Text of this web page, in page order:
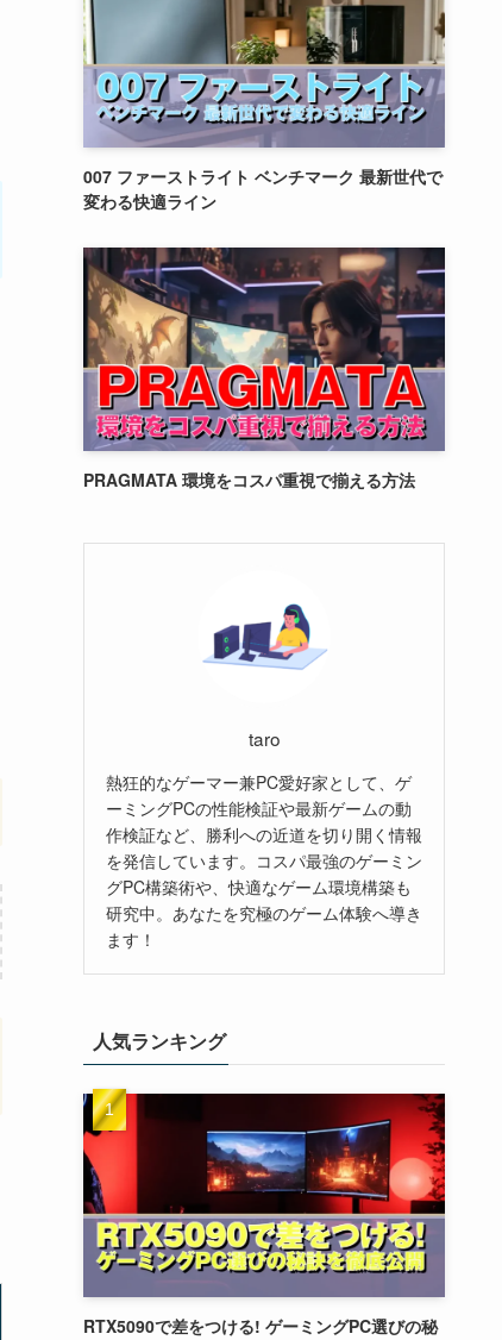
007 ファーストライト ベンチマーク 最新世代で
変わる快適ライン
PRAGMATA 環境をコスパ重視で揃える方法
taro
熱狂的なゲーマー兼PC愛好家として、ゲ
ーミングPCの性能検証や最新ゲームの動
作検証など、勝利への近道を切り開く情報
を発信しています。コスパ最強のゲーミン
グPC構築術や、快適なゲーム環境構築も
研究中。あなたを究極のゲーム体験へ導き
ます！
人気ランキング
RTX5090で差をつける! ゲーミングPC選びの秘